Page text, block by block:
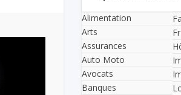
Alimentation
Arts
Assurances
Auto Moto
Avocats
Banques